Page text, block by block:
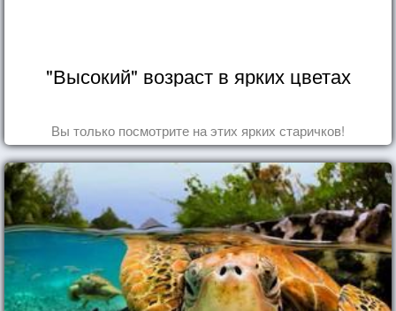
"Высокий" возраст в ярких цветах
Вы только посмотрите на этих ярких старичков!